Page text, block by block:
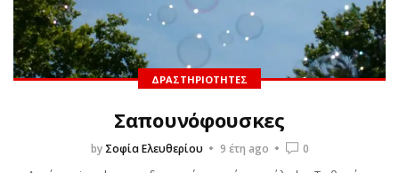
ΔΡΑΣΤΗΡΙΌΤΗΤΕΣ
Σαπουνόφουσκες
by Σοφία Ελευθερίου 9 έτη ago 0